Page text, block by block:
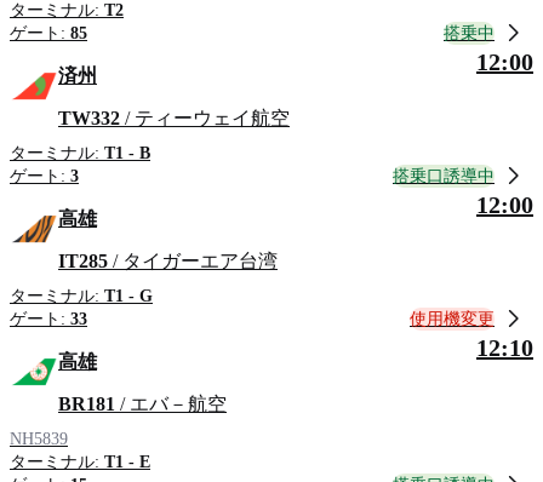
ターミナル: T2
ゲート: 85 搭乗中
済州
TW332 / ティーウェイ航空
ターミナル: T1 - B
ゲート: 3
12:00
搭乗口誘導中
高雄
IT285 / タイガーエア台湾
ターミナル: T1 - G
ゲート: 33
12:00
使用機変更
高雄
BR181 / エバ－航空
NH5839
ターミナル: T1 - E
12:10